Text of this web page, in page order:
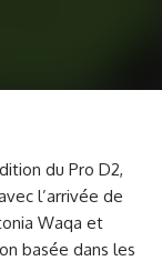
du Pro D2,
l’arrivée de
Waqa et
basée dans les